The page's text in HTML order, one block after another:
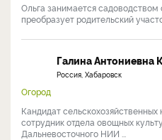
Ольга занимается садоводством
преобразует родительский
Галина Антониевна
Россия, Хабаровск
Огород
Кандидат
сотрудник отдела овощных
Дальневосточного НИИ ...